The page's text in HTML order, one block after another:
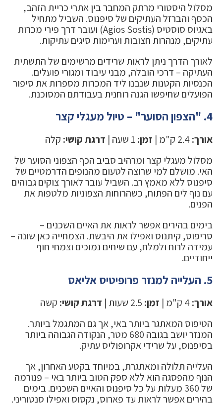
מסלול היסטורי מרתק המחבר בין אתרי כריית הזהב,
הכסף והברזל העתיקים של סיפנוס. השביל מתחיל
באגיוס סוסטיס (Agios Sostis) ועובר דרך פירי מכרות
עתיקים, מנהרות חצובות וערימות סיגים עתיקות.
לאורך הדרך ניתן לראות שרידים מרשימים של התשתית
העתיקה – דרכי הובלה, מבני עיבוד ומגורי פועלים.
הכנסיות הקטנות שנבנו ליד המכרות מספרות את סיפור
הפועלים שחיפשו הגנה רוחנית בעבודתם המסוכנת.
4. "הצפון הסוער" – טיול מעגלי קצר
אורך: זמן: דרגת קושי: קלה
מסלול מעגלי קצר ומרהיב סביב הכף הצפוני הסוער של
האי. מושלם למי שרוצה לטעום מהנופים הדרמטיים של
סיפנוס ללא מאמץ רב. השביל עובר לאורך צוקים גבוהים
עם נוף לים הפתוח, כשהרוחות הצפוניות מלטפות את
הפנים.
בימים בהירים אפשר לראות את האיים השכנים –
סריפוס, קיתנוס ואפילו את היבשת. הצמחייה כאן שונה –
עמידה לרוח ולמלח, עם שיחים נמוכים וצמחי חוף
ייחודיים.
5. העלייה למנזר פרופיטיס אליאס
אורך: זמן: דרגת קושי: קשה
הטיפוס המאתגר ביותר באי, אך גם המתגמל ביותר.
המנזר יושב בגובה 680 מטר, הנקודה הגבוהה ביותר
בסיפנוס, על שרידי אקרופוליס עתיק.
העלייה תלולה ומאתגרת, במיוחד בקטע האחרון, אך
הנוף מהפסגה הוא ללא ספק הטוב ביותר באי – פנורמה
של 360 מעלות על כל סיפנוס והאיים השכנים. בימים
בהירים אפשר לראות עד פארוס, נקסוס ואפילו סנטוריני.